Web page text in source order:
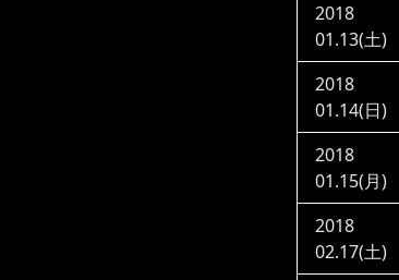
2018
01.13(土)
2018
01.14(日)
2018
01.15(月)
2018
02.17(土)